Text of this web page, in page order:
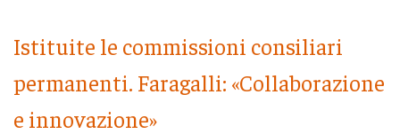
Istituite le commissioni consiliari
permanenti. Faragalli: «Collaborazione
e innovazione»